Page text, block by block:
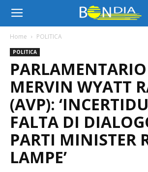
Bon
Dia
Aruba
Home POLITICA
POLITICA
PARLAMENTARIO
MERVIN WYATT
(AVP):
FALTA DI
PARTI MINISTER
LAMPE’